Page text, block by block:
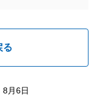
る
8月6日